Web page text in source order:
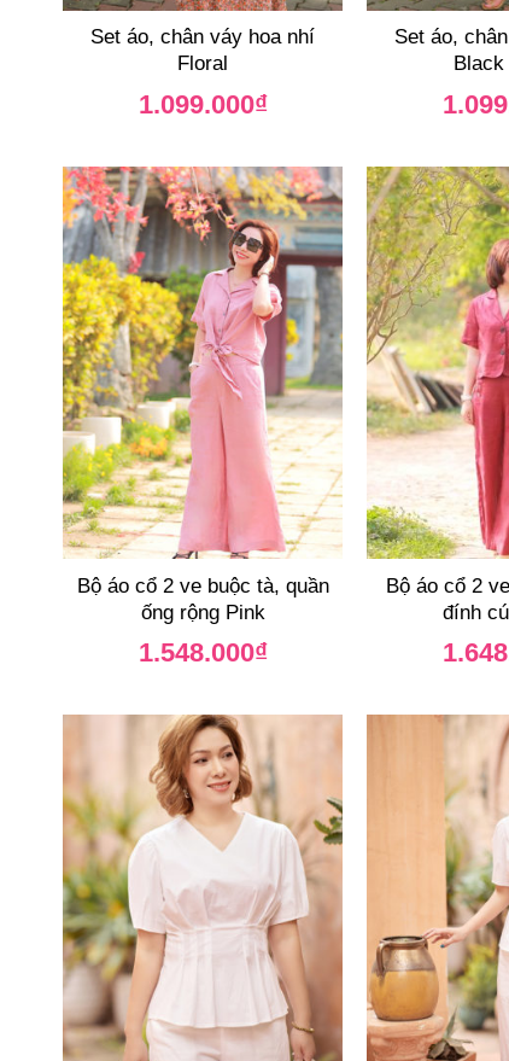
Set áo, chân váy hoa nhí
Floral
1.099.000₫
Set áo,
Black
Bộ áo cổ 2 ve buộc tà, quần
ống rộng Pink
1.548.000₫
Bộ áo cổ 2
đính